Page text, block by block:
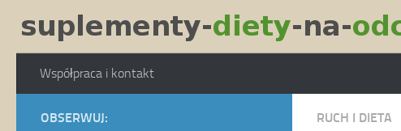
Skip to content
Współpraca i kontakt
RUCH I DIETA
OBSERWUJ: